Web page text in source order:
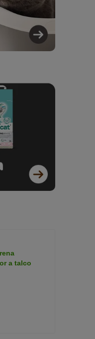
a talco